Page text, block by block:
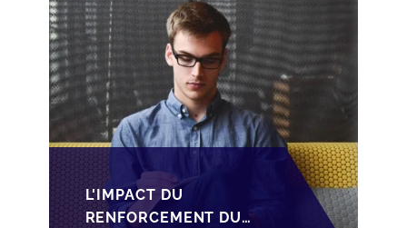
L'IMPACT DU
RENFORCEMENT DU